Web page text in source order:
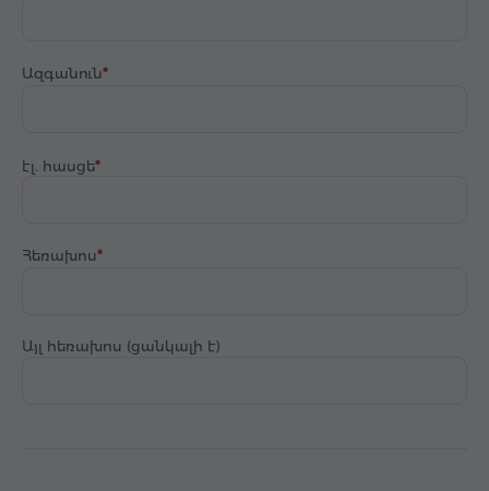
Ազգանուն
էլ. հասցե
Հեռախոս
Այլ հեռախոս (ցանկալի է)